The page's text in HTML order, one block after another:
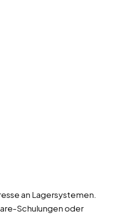
an Lagersystemen.
Schulungen oder